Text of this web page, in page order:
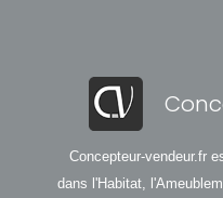
Concepteur-vendeur.fr
dans l'Habitat,